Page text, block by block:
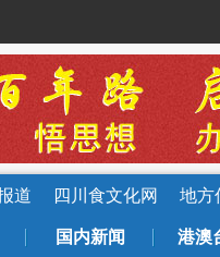
道 四川食文化网 地方
国内新闻 港澳